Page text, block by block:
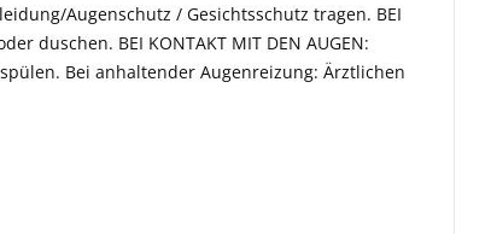
Augenschutz / Gesichtsschutz tragen. BEI
duschen. BEI KONTAKT MIT DEN AUGEN:
Bei anhaltender Augenreizung: Ärztlichen